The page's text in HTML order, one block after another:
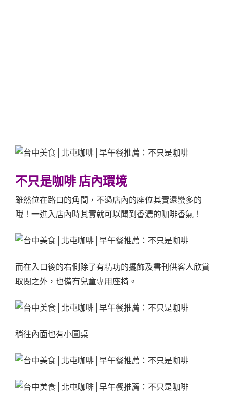
不只是咖啡 店內環境
雖然位在路口的角間，不過店內的座位其實還蠻多的
哦！一進入店內時其實就可以聞到香濃的咖啡香氣！
而在入口後的右側除了有精功的擺飾及書刊供客人欣賞
取閱之外，也備有兒童專用座椅。
稍往內面也有小圓桌